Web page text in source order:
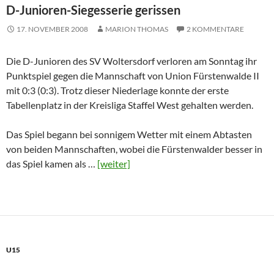
D-Junioren-Siegesserie gerissen
17. NOVEMBER 2008 MARION THOMAS 2 KOMMENTARE
Die D-Junioren des SV Woltersdorf verloren am Sonntag ihr
Punktspiel gegen die Mannschaft von Union Fürstenwalde II
mit 0:3 (0:3). Trotz dieser Niederlage konnte der erste
Tabellenplatz in der Kreisliga Staffel West gehalten werden.
Das Spiel begann bei sonnigem Wetter mit einem Abtasten
von beiden Mannschaften, wobei die Fürstenwalder besser in
das Spiel kamen als … [weiter]
U15